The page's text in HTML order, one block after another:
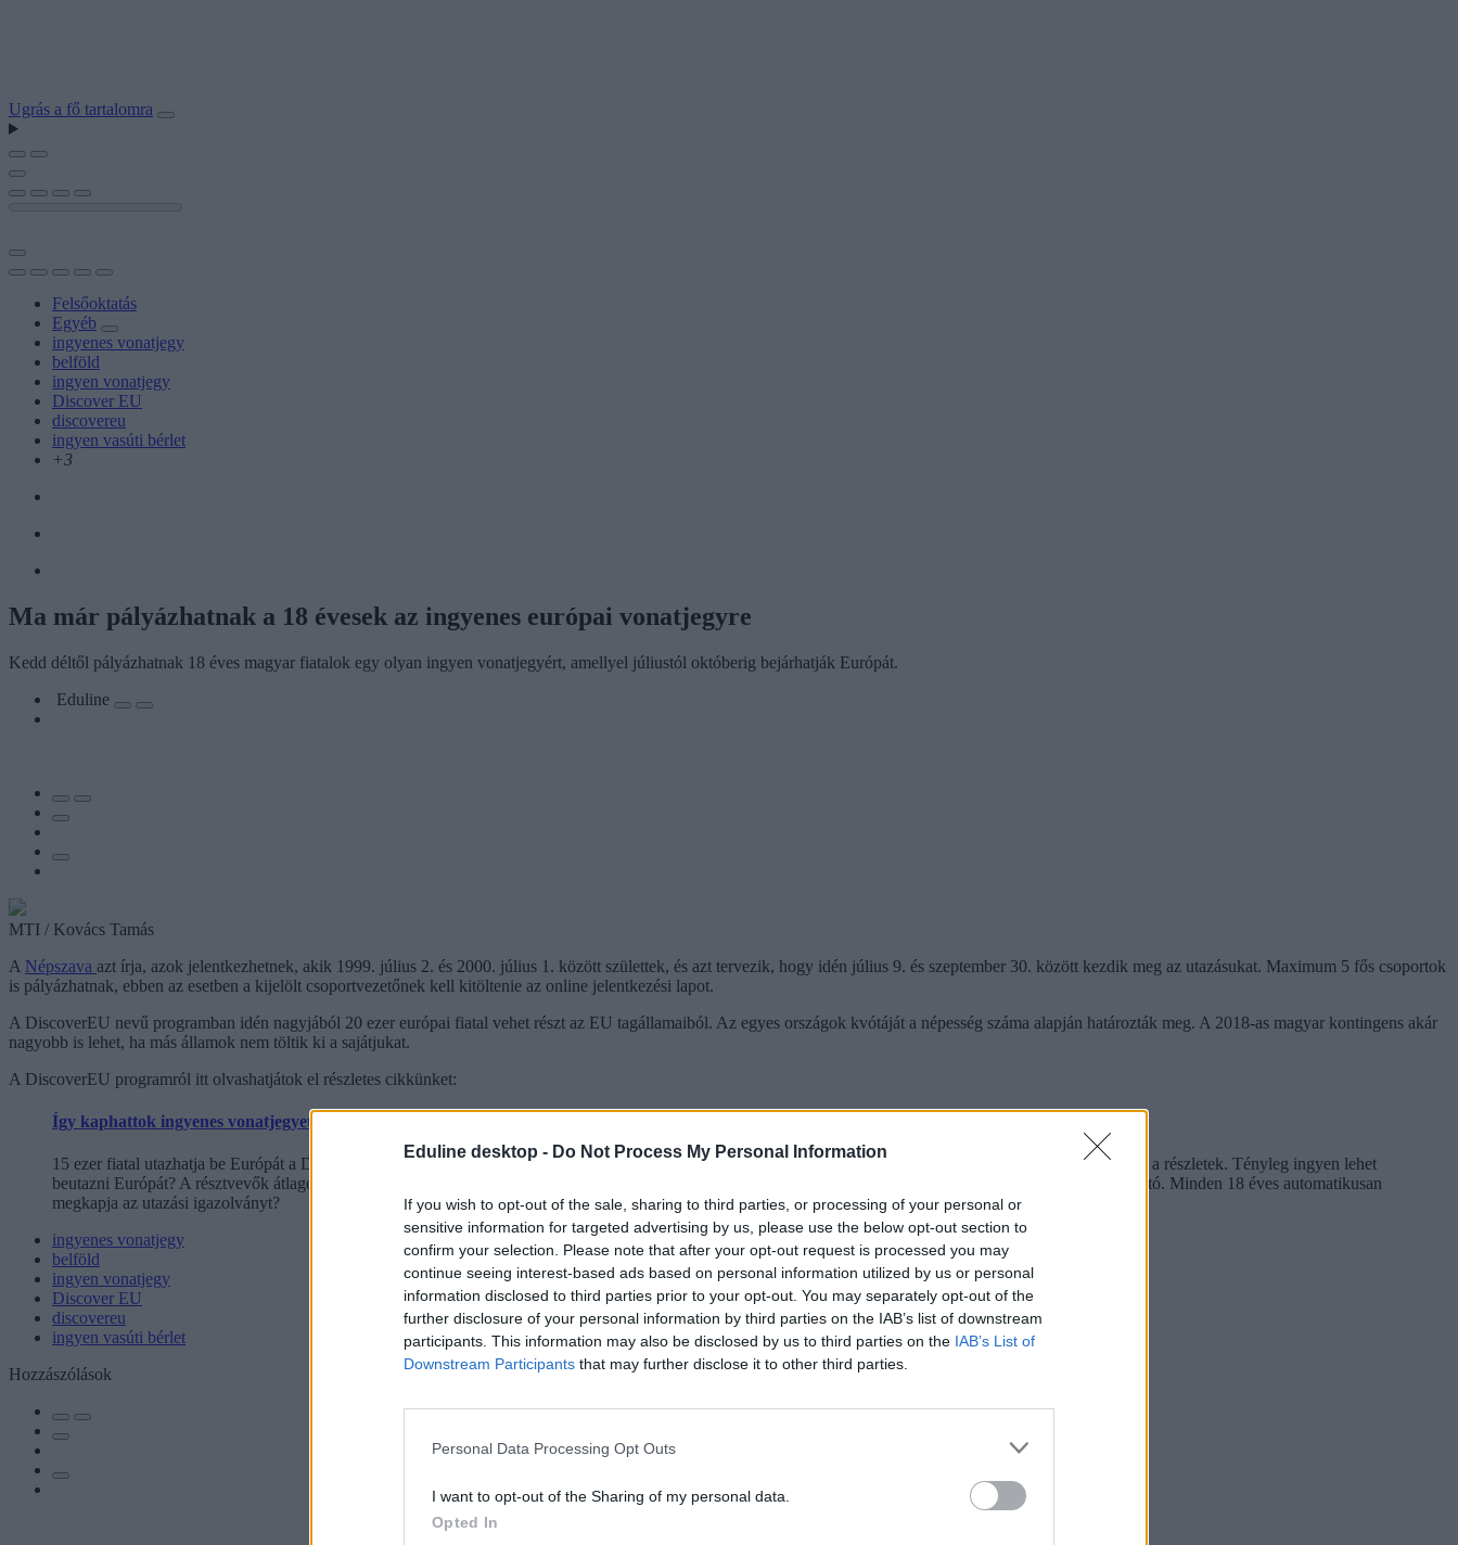
Eduline desktop - Do Not Process My Personal Information
If you wish to opt-out of the sale, sharing to third parties, or processing of your personal or
sensitive information for targeted advertising by us, please use the below opt-out section to
confirm your selection. Please note that after your opt-out request is processed you may
continue seeing interest-based ads based on personal information utilized by us or personal
information disclosed to third parties prior to your opt-out. You may separately opt-out of the
further disclosure of your personal information by third parties on the IAB’s list of downstream
participants. This information may also be disclosed by us to third parties on the IAB’s List of
Downstream Participants that may further disclose it to other third parties.
Personal Data Processing Opt Outs
I want to opt-out of the Sharing of my personal data.
Opted In
Ugrás a fő tartalomra
Felsőoktatás
Egyéb
ingyenes vonatjegy
belföld
ingyen vonatjegy
Discover EU
discovereu
ingyen vasúti bérlet
+3
Ma már pályázhatnak a 18 évesek az ingyenes európai vonatjegyre
Kedd déltől pályázhatnak 18 éves magyar fiatalok egy olyan ingyen vonatjegyért, amellyel júliustól októberig bejárhatják Európát.
Eduline
MTI / Kovács Tamás
A Népszava azt írja, azok jelentkezhetnek, akik 1999. július 2. és 2000. július 1. között születtek, és azt tervezik, hogy idén július 9. és szeptember 30. között kezdik meg az utazásukat. Maximum 5 fős csoportok
is pályázhatnak, ebben az esetben a kijelölt csoportvezetőnek kell kitöltenie az online jelentkezési lapot.
A DiscoverEU nevű programban idén nagyjából 20 ezer európai fiatal vehet részt az EU tagállamaiból. Az egyes országok kvótáját a népesség száma alapján határozták meg. A 2018-as magyar kontingens akár
nagyobb is lehet, ha más államok nem töltik ki a sajátjukat.
A DiscoverEU programról itt olvashatjátok el részletes cikkünket:
Így kaphattok ingyenes vonatjegyet európai országokba: a hét legfontosabb kérdés
15 ezer fiatal utazhatja be Európát a DiscoverEU új uniós kezdeményezés segítségével - 18 évesek pályázhatnak egy különleges utazási igazolványra. Itt vannak a részletek. Tényleg ingyen lehet
beutazni Európát? A résztvevők átlagosan 255 euró értékű utazási igazolványt kapnak. Az utazási igazolvány másodosztályra szól, elsősorban vasúton használható. Minden 18 éves automatikusan
megkapja az utazási igazolványt?
ingyenes vonatjegy
belföld
ingyen vonatjegy
Discover EU
discovereu
ingyen vasúti bérlet
Hozzászólások